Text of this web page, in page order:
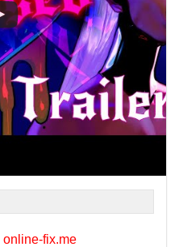
online-fix.me